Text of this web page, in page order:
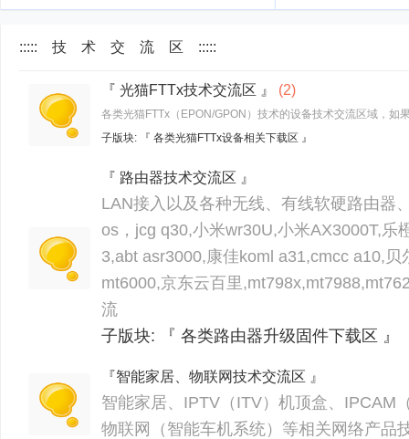
::::: 技 术 交 流 区 :::::
『 光猫FTTx技术交流区 』 (2)
各类光猫FTTx（EPON/GPON）技术的设备技术交流区域，如
子版块:
『 各类光猫FTTx设备相关下载区 』
『 路由器技术交流区 』
LAN接入以及各种无线、有线软硬路由器
os，jcg q30,小米wr30U,小米AX3000T,乐
3,abt asr3000,康佳koml a31,cmcc a10,
mt6000,京东云百里
流
子版块:
『 各类路由器升级固件下载区 』
『智能家居、物联网技术交流区 』
智能家居、IPTV（ITV）机顶盒、IPCAM
物联网（智能车机系统）等相关网络产品